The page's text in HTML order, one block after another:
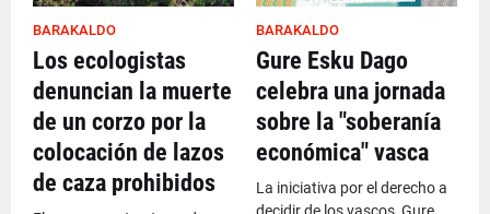
BARAKALDO
Los ecologistas
denuncian la muerte
de un corzo por la
colocación de lazos
de caza prohibidos
BARAKALDO
Gure Esku Dago
celebra una jornada
sobre la "soberanía
económica" vasca
La iniciativa por el derecho a